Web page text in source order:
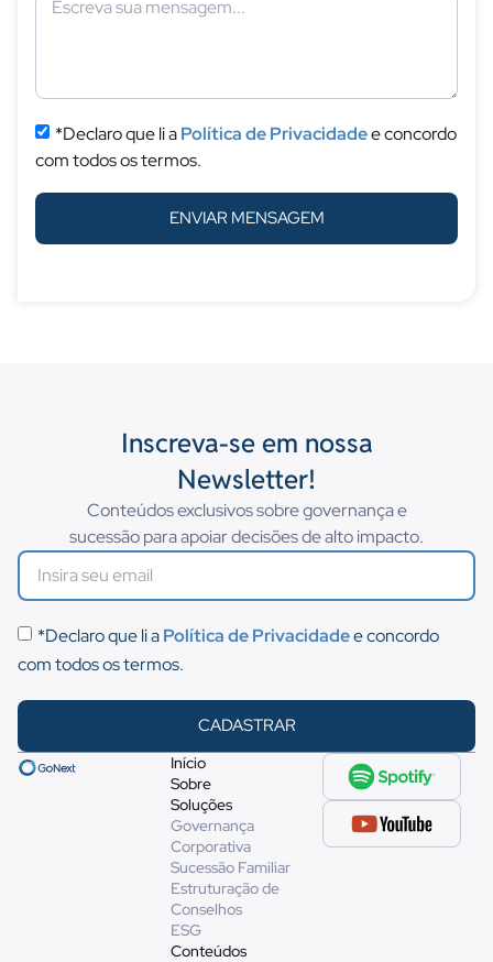
*Declaro que li aPolítica de Privacidadee concordo
com todos os termos.
ENVIAR MENSAGEM
Inscreva-se em nossa
Newsletter!
Conteúdos exclusivos sobre governança e
sucessão para apoiar decisões de alto impacto.
*Declaro que li aPolítica de Privacidadee concordo
com todos os termos.
CADASTRAR
Início
Sobre
Soluções
Governança
Corporativa
Sucessão Familiar
Estruturação de
Conselhos
ESG
Conteúdos